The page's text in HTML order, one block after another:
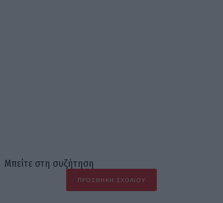
Μπείτε στη συζήτηση
ΠΡΟΣΘΉΚΗ ΣΧΟΛΊΟΥ